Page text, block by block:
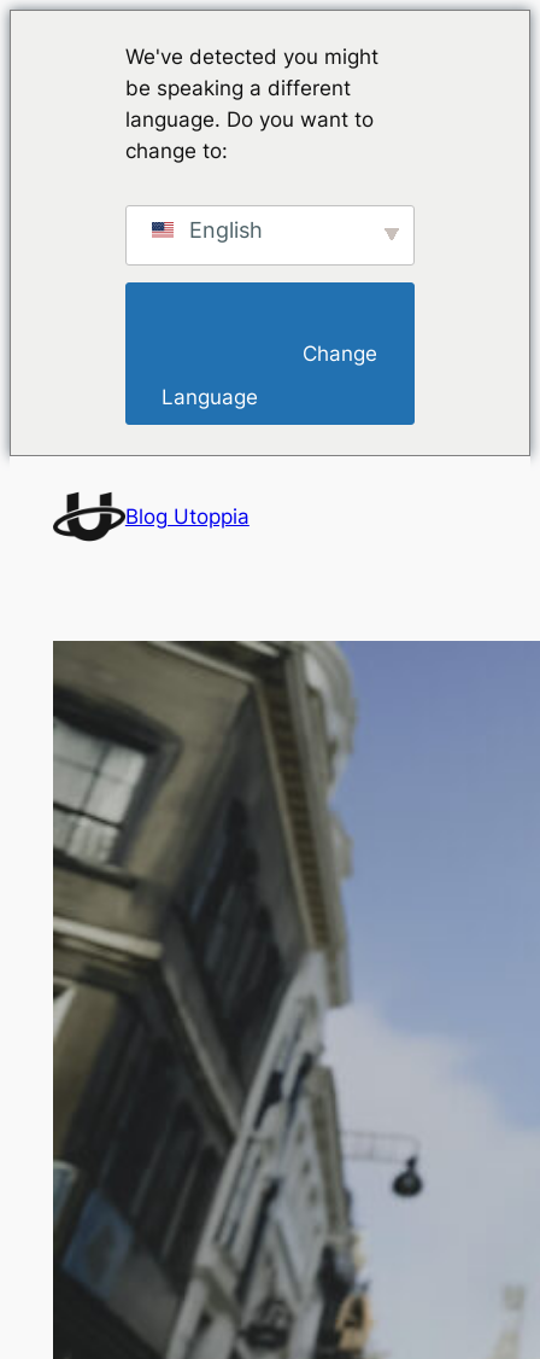
We've detected you might
be speaking a different
language. Do you want to
change to:
English
Language
contenuto
Blog Utoppia